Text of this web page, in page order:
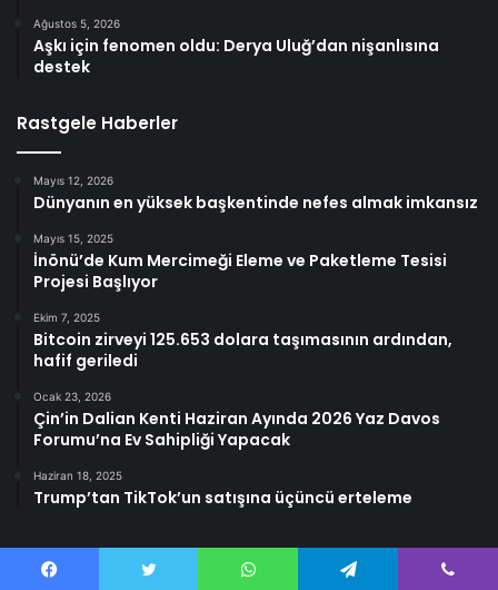
Ağustos 5, 2026
Aşkı için fenomen oldu: Derya Uluğ’dan nişanlısına
destek
Rastgele Haberler
Mayıs 12, 2026
Dünyanın en yüksek başkentinde nefes almak imkansız
Mayıs 15, 2025
İnönü’de Kum Mercimeği Eleme ve Paketleme Tesisi
Projesi Başlıyor
Ekim 7, 2025
Bitcoin zirveyi 125.653 dolara taşımasının ardından,
hafif geriledi
Ocak 23, 2026
Çin’in Dalian Kenti Haziran Ayında 2026 Yaz Davos
Forumu’na Ev Sahipliği Yapacak
Haziran 18, 2025
Trump’tan TikTok’un satışına üçüncü erteleme